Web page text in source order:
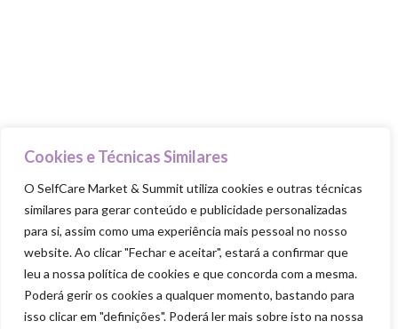
Cookies e Técnicas Similares
O SelfCare Market & Summit utiliza cookies e outras técnicas
similares para gerar conteúdo e publicidade personalizadas
para si, assim como uma experiência mais pessoal no nosso
website. Ao clicar "Fechar e aceitar", estará a confirmar que
leu a nossa política de cookies e que concorda com a mesma.
Poderá gerir os cookies a qualquer momento, bastando para
isso clicar em "definições". Poderá ler mais sobre isto na nossa
SELFCARE MARKET & SUMMIT ALL RIGHTS
RESERVED
Política de Privacidade|Política de Cookies|Termos &
|Regulamento Passatempo SelfCare 2026|Regulamento
Transformação